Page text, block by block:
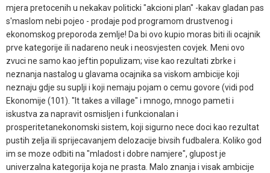
mjera pretocenih u nekakav politicki "akcioni plan" -kakav gladan pas
s'maslom nebi pojeo - prodaje pod programom drustvenog i
ekonomskog preporoda zemlje! Da bi ovo kupio moras biti ili ocajnik
prve kategorije ili nadareno neuk i neosvjesten covjek. Meni ovo
zvuci ne samo kao jeftin populizam; vise kao rezultati zbrke i
neznanja nastalog u glavama ocajnika sa viskom ambicije koji
neznaju gdje su suplji i koji nemaju pojam o cemu govore (vidi pod
Ekonomije (101). "It takes a village" i mnogo, mnogo pameti i
iskustva za napravit osmisljen i funkcionalan i
prosperitetanekonomski sistem, koji sigurno nece doci kao rezultat
pustih zelja ili sprijecavanjem delozacije bivsih fudbalera. Koliko god
im se moze odbiti na "mladost i dobre namjere", glupost je
univerzalna kategorija koja ne prasta. Malo znanja i visak ambicije